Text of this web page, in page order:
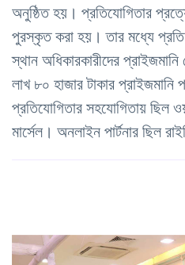
অনুষ্ঠিত হয়। প্রতিযোগিতার
পুরস্কৃত করা হয়। তার মধ্যে
স্থান অধিকারকারীদের
লাখ ৮০ হাজার টাকার প্রাইজমানি
প্রতিযোগিতার সহযোগিতায় ছিল
মার্সেল। অনলাইন পার্টনার ছিল